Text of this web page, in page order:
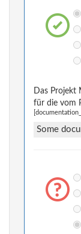
Das Projekt
für die vom
Some